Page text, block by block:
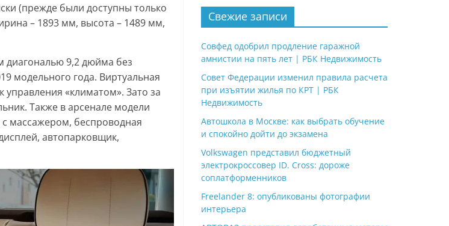
(прежде были доступны только
– 1893 мм, высота – 1489 мм,
диагональю 9,2 дюйма без
модельного года. Виртуальная
управления «климатом». Зато за
Также в арсенале модели
массажером, беспроводная
автопарковщик,
Свежие записи
Совфед одобрил продление гаражной
амнистии на пять лет | РБК Недвижимость
Совет Федерации изменил правила расчета
при изъятии жилья по КРТ | РБК
Недвижимость
Автошкола в Москве: как выбрать обучение
и спокойно дойти до экзамена
Volkswagen представил бюджетный
электрокроссовер ID. Cross: дороже
соплатформенников
Freelander 8: опубликованы фотографии
интерьера